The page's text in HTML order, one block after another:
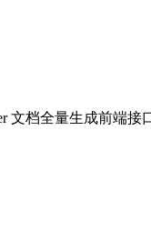
文档全量生成前端